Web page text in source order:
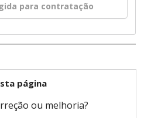
para contratação
página
ou melhoria?